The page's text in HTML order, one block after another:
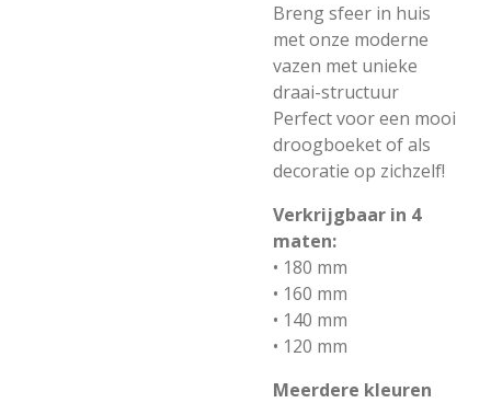
Breng sfeer in huis
met onze moderne
vazen met unieke
draai-structuur
Perfect voor een mooi
droogboeket of als
decoratie op zichzelf!
Verkrijgbaar in 4
maten:
• 180 mm
• 160 mm
• 140 mm
• 120 mm
Meerdere kleuren